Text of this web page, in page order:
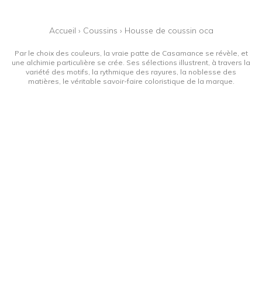
Accueil › Coussins › Housse de coussin oca
Par le choix des couleurs, la vraie patte de Casamance se révèle, et
une alchimie particulière se crée. Ses sélections illustrent, à travers la
variété des motifs, la rythmique des rayures, la noblesse des
matières, le véritable savoir-faire coloristique de la marque.